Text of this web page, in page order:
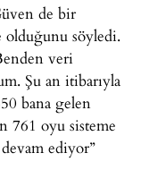
de bir
olduğunu söyledi.
veri
Şu an itibarıyla
bana gelen
761 oyu sisteme
ediyor”